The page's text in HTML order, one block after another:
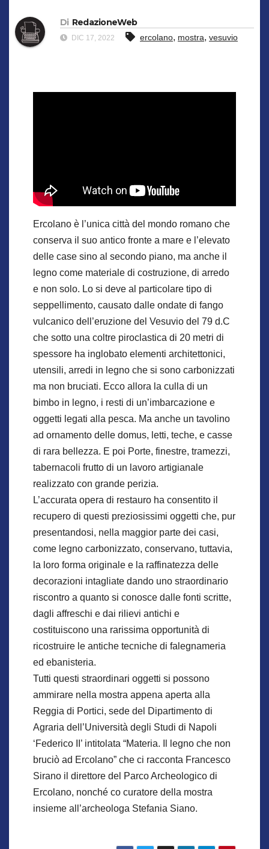
Di RedazioneWeb
DIC 17, 2022 ercolano, mostra, vesuvio
Ercolano è l’unica città del mondo romano che
conserva il suo antico fronte a mare e l’elevato
delle case sino al secondo piano, ma anche il
legno come materiale di costruzione, di arredo
e non solo. Lo si deve al particolare tipo di
seppellimento, causato dalle ondate di fango
vulcanico dell’eruzione del Vesuvio del 79 d.C
che sotto una coltre piroclastica di 20 metri di
spessore ha inglobato elementi architettonici,
utensili, arredi in legno che si sono carbonizzati
ma non bruciati. Ecco allora la culla di un
bimbo in legno, i resti di un’imbarcazione e
oggetti legati alla pesca. Ma anche un tavolino
ad ornamento delle domus, letti, teche, e casse
di rara bellezza. E poi Porte, finestre, tramezzi,
tabernacoli frutto di un lavoro artigianale
realizzato con grande perizia.
L’accurata opera di restauro ha consentito il
recupero di questi preziosissimi oggetti che, pur
presentandosi, nella maggior parte dei casi,
come legno carbonizzato, conservano, tuttavia,
la loro forma originale e la raffinatezza delle
decorazioni intagliate dando uno straordinario
riscontro a quanto si conosce dalle fonti scritte,
dagli affreschi e dai rilievi antichi e
costituiscono una rarissima opportunità di
ricostruire le antiche tecniche di falegnameria
ed ebanisteria.
Tutti questi straordinari oggetti si possono
ammirare nella mostra appena aperta alla
Reggia di Portici, sede del Dipartimento di
Agraria dell’Università degli Studi di Napoli
‘Federico II’ intitolata “Materia. Il legno che non
bruciò ad Ercolano” che ci racconta Francesco
Sirano il direttore del Parco Archeologico di
Ercolano, nonché co curatore della mostra
insieme all’archeologa Stefania Siano.